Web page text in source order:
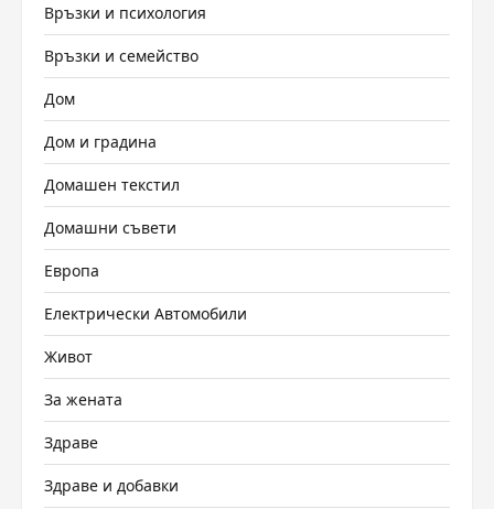
Връзки и психология
Връзки и семейство
Дом
Дом и градина
Домашен текстил
Домашни съвети
Европа
Електрически Автомобили
Живот
За жената
Здраве
Здраве и добавки